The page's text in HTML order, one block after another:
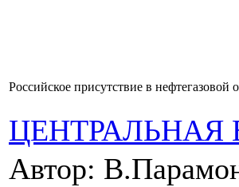
Российское присутствие в
ЦЕНТРАЛЬНАЯ
Автор: